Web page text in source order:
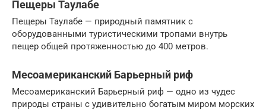
Пещеры Таулабе
Пещеры Таулабе — природный памятник с
оборудованными туристическими тропами внутрь
пещер общей протяженностью до 400 метров.
Месоамериканский Барьерный риф
Месоамериканский Барьерный риф — одно из чудес
природы страны с удивительно богатым миром морских